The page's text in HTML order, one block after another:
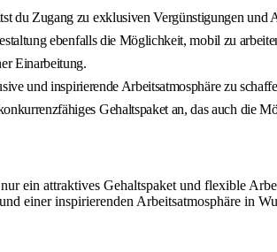
du Zugang zu exklusiven Vergünstigungen und
ebenfalls die Möglichkeit, mobil zu
Einarbeitung.
und inspirierende Arbeitsatmosphäre zu
Gehaltspaket an, das auch die
ein attraktives Gehaltspaket und flexible
einer inspirierenden Arbeitsatmosphäre in